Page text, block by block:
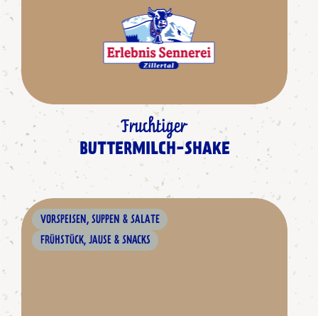
Fruchtiger
BUTTERMILCH-SHAKE
VORSPEISEN, SUPPEN & SALATE
FRÜHSTÜCK, JAUSE & SNACKS